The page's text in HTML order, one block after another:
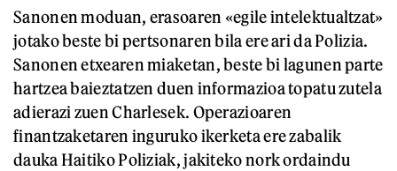
Sanonen moduan, erasoaren «egile intelektualtzat»
jotako beste bi pertsonaren bila ere ari da Polizia.
Sanonen etxearen miaketan, beste bi lagunen parte
hartzea baieztatzen duen informazioa topatu zutela
adierazi zuen Charlesek. Operazioaren
finantzaketaren inguruko ikerketa ere zabalik
dauka Haitiko Poliziak, jakiteko nork ordaindu